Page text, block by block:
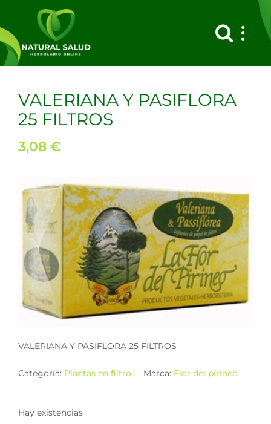
contenido
VALERIANA Y PASIFLORA
25 FILTROS
3,08 €
VALERIANA Y PASIFLORA 25 FILTROS
Categoría: Plantas en filtro Marca: Flor del pirineo
Hay existencias